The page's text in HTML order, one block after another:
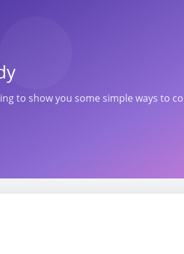
to show you some simple ways to